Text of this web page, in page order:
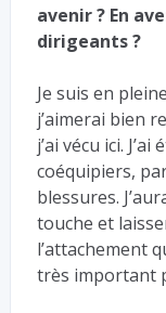
avenir ? En
dirigeants ?
Je suis en
j’aimerai bien
j’ai vécu ici.
coéquipiers,
blessures.
touche et
l’attachement
très important